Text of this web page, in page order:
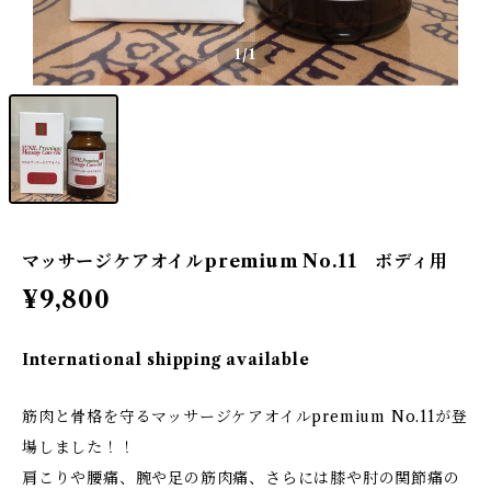
1/1
マッサージケアオイルpremium No.11 ボディ用
¥9,800
International shipping available
筋肉と骨格を守るマッサージケアオイルpremium No.11が登
場しました！！
肩こりや腰痛、腕や足の筋肉痛、さらには膝や肘の関節痛の